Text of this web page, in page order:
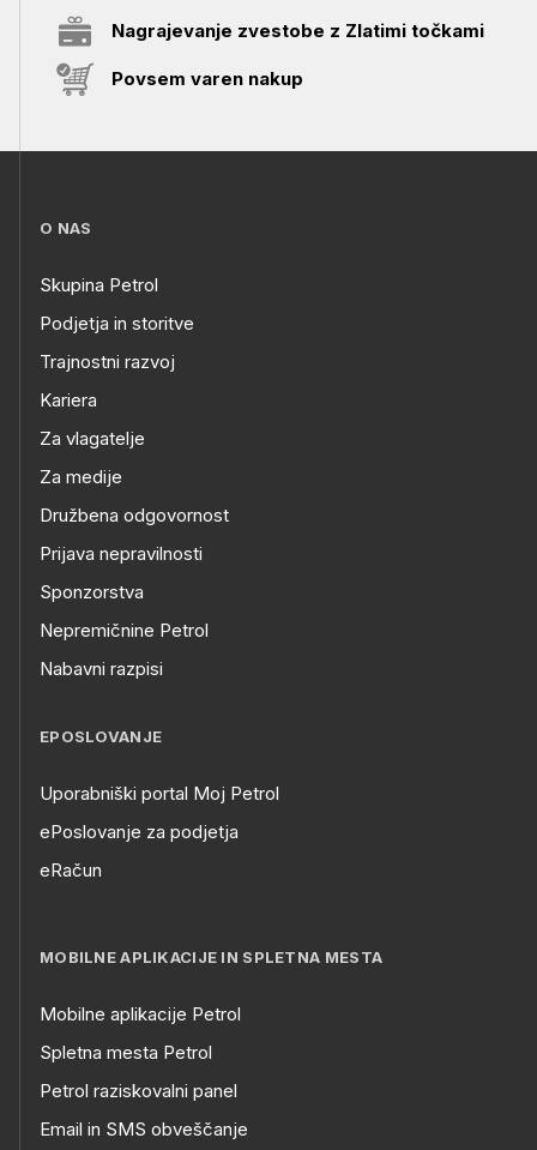
Nagrajevanje zvestobe z Zlatimi točkami
Povsem varen nakup
O NAS
Skupina Petrol
Podjetja in storitve
Trajnostni razvoj
Kariera
Za vlagatelje
Za medije
Družbena odgovornost
Prijava nepravilnosti
Sponzorstva
Nepremičnine Petrol
Nabavni razpisi
EPOSLOVANJE
Uporabniški portal Moj Petrol
ePoslovanje za podjetja
eRačun
MOBILNE APLIKACIJE IN SPLETNA MESTA
Mobilne aplikacije Petrol
Spletna mesta Petrol
Petrol raziskovalni panel
Email in SMS obveščanje